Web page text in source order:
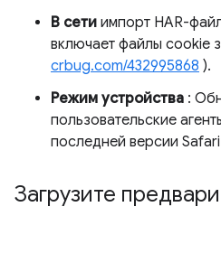
В сети импорт HAR-
включает файлы cookie
crbug.com/432995868 ).
Режим устройства :
пользовательские
последней версии Safari
Загрузите